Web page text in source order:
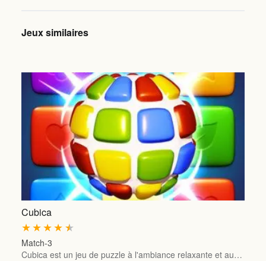
Jeux similaires
Cubica
★
★
★
★
★
Match-3
Cubica est un jeu de puzzle à l'ambiance relaxante et au…